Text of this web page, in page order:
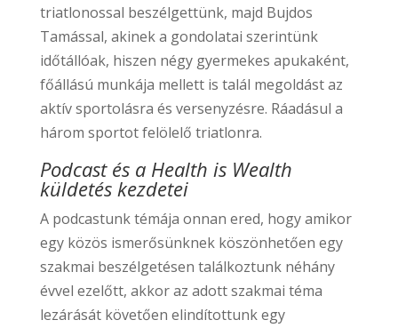
triatlonossal beszélgettünk, majd Bujdos
Tamással, akinek a gondolatai szerintünk
időtállóak, hiszen négy gyermekes apukaként,
főállású munkája mellett is talál megoldást az
aktív sportolásra és versenyzésre. Ráadásul a
három sportot felölelő triatlonra.
Podcast és a Health is Wealth
küldetés kezdetei
A podcastunk témája onnan ered, hogy amikor
egy közös ismerősünknek köszönhetően egy
szakmai beszélgetésen találkoztunk néhány
évvel ezelőtt, akkor az adott szakmai téma
lezárását követően elindítottunk egy